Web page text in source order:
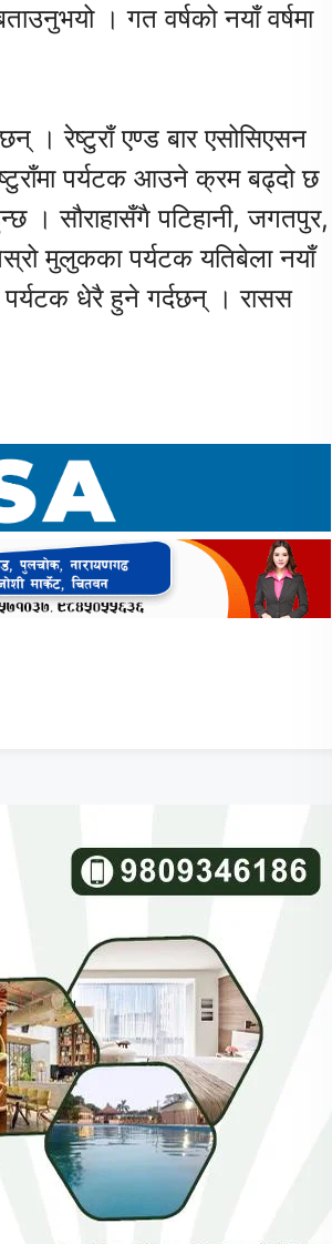
। गत वर्षको नयाँ वर्षमा
छन् । रेष्टुराँ एण्ड बार एसोसिएसन
पर्यटक आउने क्रम बढ्दो छ
। सौराहासँगै पटिहानी, जगतपुर,
मुलुकका पर्यटक यतिबेला नयाँ
धेरै हुने गर्दछन् । रासस